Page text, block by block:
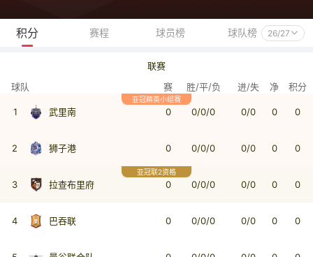
积分 赛程 球员榜 球队榜 26/27
联赛
球队
赛 胜/平/负 进/失 净 积分
亚冠精英小组赛
1 武里南 0 0/0/0 0/0 0 0
2 狮子港 0 0/0/0 0/0 0 0
亚冠联2资格
3 拉查布里府 0 0/0/0 0/0 0 0
4 巴吞联 0 0/0/0 0/0 0 0